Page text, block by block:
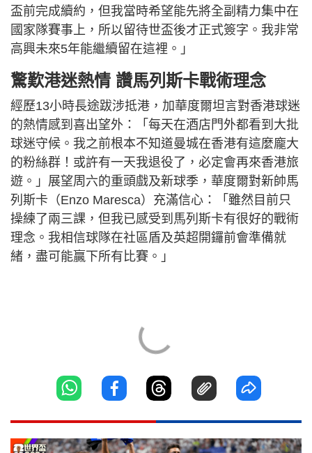
盃前完成續約，但我當時希望能先將全副精力集中在
國家隊賽事上，所以留待世盃後才正式簽字。我非常
高興未來5年能繼續留在這裡。」
驚歎港迷熱情 讚馬列斯卡戰術理念
經歷13小時長途跋涉抵港，加華度爾坦言對香港球迷
的熱情感到喜出望外：「每天在酒店門外都看到大批
球迷守候。我之前根本不知道曼城在香港有這麼龐大
的粉絲群！或許有一天我退役了，必定會再來香港旅
遊。」展望周六的重頭戲及新球季，華度爾對新帥馬
列斯卡（Enzo Maresca）充滿信心：「雖然目前只
操練了兩三課，但我已感受到馬列斯卡有很好的戰術
理念。我相信球隊在社區盾及英超開鑼前會準備就
緒，盡可能贏下所有比賽。」